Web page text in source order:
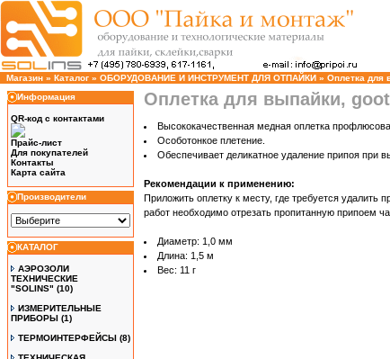
Магазин » Каталог » ОБОРУДОВАНИЕ И ИНСТРУМЕНТ ДЛЯ ОТПАЙКИ » Оплетка для
Информация
QR-код с контактами
Прайс-лист
Для покупателей
Контакты
Карта сайта
Производители
КАТАЛОГ
АЭРОЗОЛИ
ТЕХНИЧЕСКИЕ
"SOLINS" (10)
ИЗМЕРИТЕЛЬНЫЕ
ПРИБОРЫ (1)
ТЕРМОИНТЕРФЕЙСЫ (8)
Оплетка для выпайки,
Высококачественная медная оплетка
Особотонкое плетение.
Обеспечивает деликатное удаление припоя при
Рекомендации к применению:
Приложить оплетку к месту, где требуется
работ необходимо отрезать пропитанную припоем
Диаметр: 1,0 мм
Длина: 1,5 м
Вес: 11 г